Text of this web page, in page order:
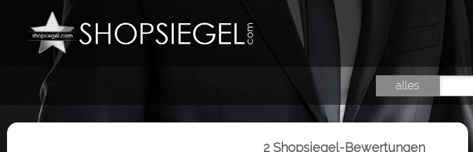
alles
2 Shopsiegel-Bewertungen